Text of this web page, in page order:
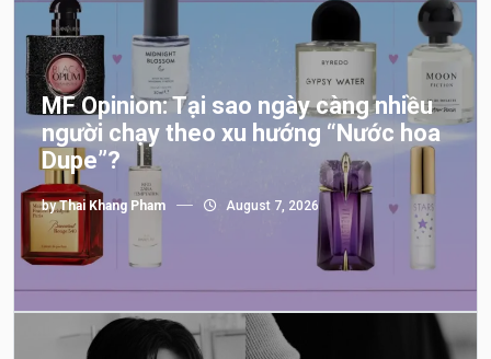
MF Opinion: Tại sao ngày càng nhiều
người chạy theo xu hướng “Nước hoa
Dupe”?
byThai Khang Pham August 7, 2026